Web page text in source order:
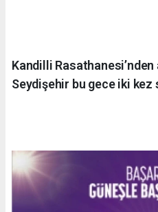
Kandilli
Seydişehir bu gece iki kez